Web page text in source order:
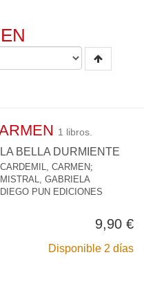
1 libros.
LA BELLA DURMIENTE
CARDEMIL, CARMEN ;
MISTRAL, GABRIELA
DIEGO PUN EDICIONES
9,90 €
Disponible 2 días